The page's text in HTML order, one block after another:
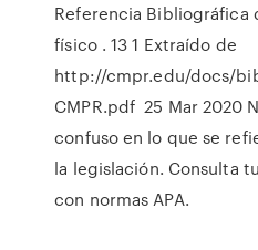
Referencia Bibliográfica
físico . 13 1 Extraído de
http://cmpr.edu/docs/
CMPR.pdf 25 Mar 2020
confuso en lo que se
la legislación. Consulta
con normas APA.